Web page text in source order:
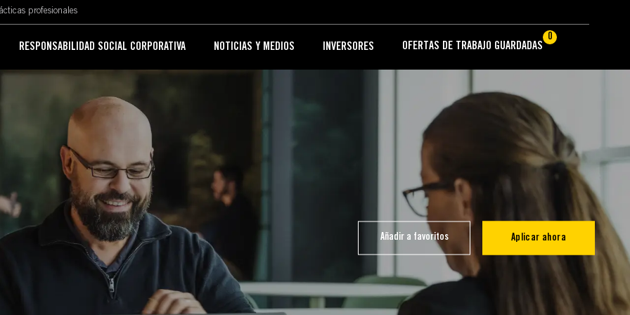
profesionales
RESPONSABILIDAD SOCIAL CORPORATIVA NOTICIAS Y MEDIOS INVERSORES OFERTAS DE TRABAJO GUARDADAS
0
Añadir a favoritos Aplicar ahora